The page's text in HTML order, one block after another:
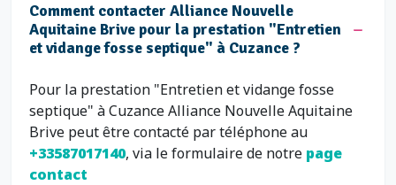
Comment contacter Alliance Nouvelle
Aquitaine Brive pour la prestation "Entretien
et vidange fosse septique" à Cuzance ?
Pour la prestation "Entretien et vidange fosse
septique" à Cuzance Alliance Nouvelle Aquitaine
Brive peut être contacté par téléphone au
+33587017140, via le formulaire de notre page
contact